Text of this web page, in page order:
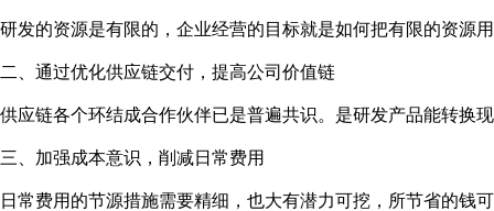
研发的资源是有限的，企业经营的目标就是如何把有限的资源
二、通过优化供应链交付，提高公司价值链
供应链各个环结成合作伙伴已是普遍共识。是研发产品能转换
三、加强成本意识，削减日常费用
日常费用的节源措施需要精细，也大有潜力可挖，所节省的钱